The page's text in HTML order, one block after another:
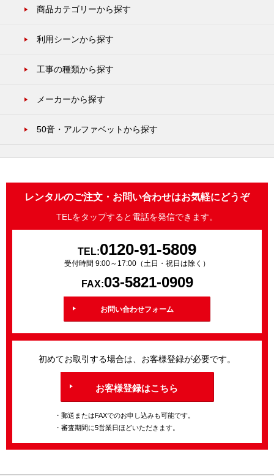
商品カテゴリーから探す
利用シーンから探す
工事の種類から探す
メーカーから探す
50音・アルファベットから探す
レンタルのご注文・お問い合わせはお気軽にどうぞ
TELをタップすると電話を発信できます。
TEL:0120-91-5809
受付時間 9:00～17:00（土日・祝日は除く）
FAX:03-5821-0909
お問い合わせフォーム
初めてお取引する場合は、お客様登録が必要です。
お客様登録はこちら
・郵送またはFAXでのお申し込みも可能です。
・審査期間に5営業日ほどいただきます。